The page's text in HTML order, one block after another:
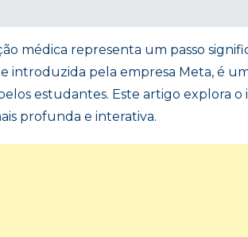
médica representa um passo
introduzida pela empresa Meta, é
estudantes. Este artigo explora o
profunda e interativa.